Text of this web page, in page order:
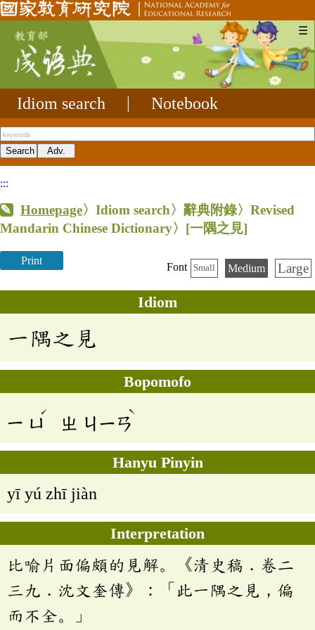
☰
Idiom search Notebook
:::
Homepage〉Idiom search〉辭典附錄〉Revised
Mandarin Chinese Dictionary〉 [一隅之見]
Print
Font Small Medium Large
Idiom
一隅之見
Bopomofo
ㄧ ㄩ
ˊ
ㄓ ㄐㄧㄢ
ˋ
Hanyu Pinyin
yī yú zhī jiàn
Interpretation
比喻片面偏頗的見解。《清史稿．卷二
三九．沈文奎傳》：「此一隅之見，偏
而不全。」